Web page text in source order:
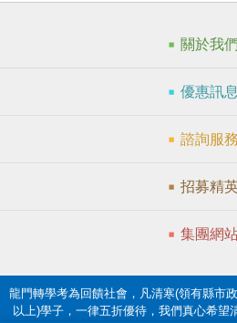
關於我們
優惠訊息
諮詢服務
招募精
集團網
龍門轉學考為回饋社會，凡清寒(領有縣市
以上)學子，一律五折優待，我們真心希望